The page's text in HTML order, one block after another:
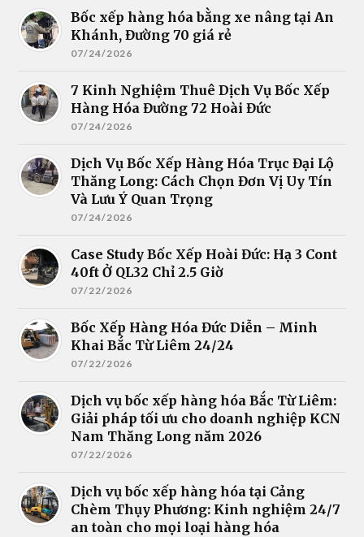
Bốc xếp hàng hóa bằng xe nâng tại An
Khánh, Đường 70 giá rẻ
07/24/2026
7 Kinh Nghiệm Thuê Dịch Vụ Bốc Xếp
Hàng Hóa Đường 72 Hoài Đức
07/24/2026
Dịch Vụ Bốc Xếp Hàng Hóa Trục Đại Lộ
Thăng Long: Cách Chọn Đơn Vị Uy Tín
Và Lưu Ý Quan Trọng
07/24/2026
Case Study Bốc Xếp Hoài Đức: Hạ 3 Cont
40ft Ở QL32 Chỉ 2.5 Giờ
07/22/2026
Bốc Xếp Hàng Hóa Đức Diễn – Minh
Khai Bắc Từ Liêm 24/24
07/22/2026
Dịch vụ bốc xếp hàng hóa Bắc Từ Liêm:
Giải pháp tối ưu cho doanh nghiệp KCN
Nam Thăng Long năm 2026
07/22/2026
Dịch vụ bốc xếp hàng hóa tại Cảng
Chèm Thụy Phương: Kinh nghiệm 24/7
an toàn cho mọi loại hàng hóa